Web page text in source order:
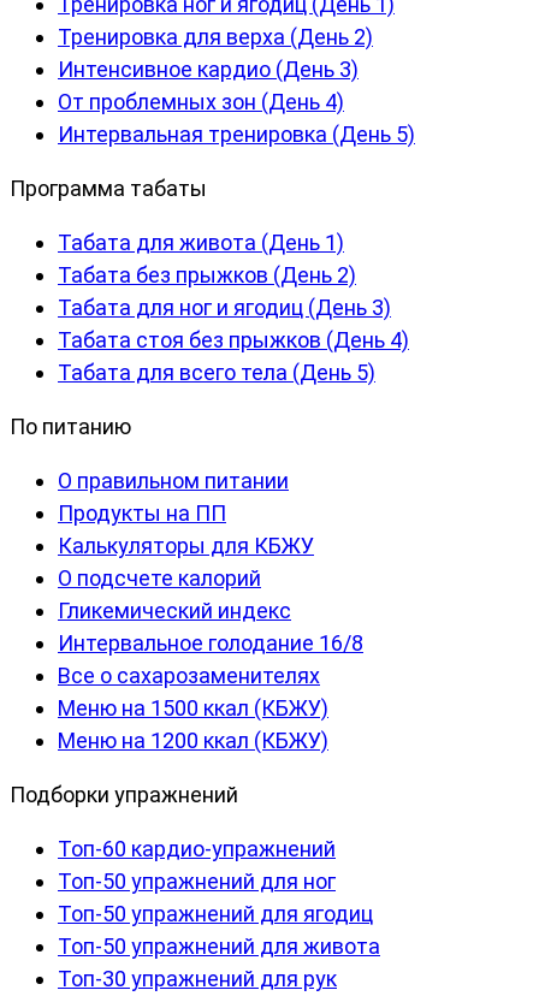
Тренировка для верха (День 2)
Интенсивное кардио (День 3)
От проблемных зон (День 4)
Интервальная тренировка (День 5)
Программа табаты
Табата для живота (День 1)
Табата без прыжков (День 2)
Табата для ног и ягодиц (День 3)
Табата стоя без прыжков (День 4)
Табата для всего тела (День 5)
По питанию
О правильном питании
Продукты на ПП
Калькуляторы для КБЖУ
О подсчете калорий
Гликемический индекс
Интервальное голодание 16/8
Все о сахарозаменителях
Меню на 1500 ккал (КБЖУ)
Меню на 1200 ккал (КБЖУ)
Подборки упражнений
Топ-60 кардио-упражнений
Топ-50 упражнений для ног
Топ-50 упражнений для ягодиц
Топ-50 упражнений для живота
Топ-30 упражнений для рук